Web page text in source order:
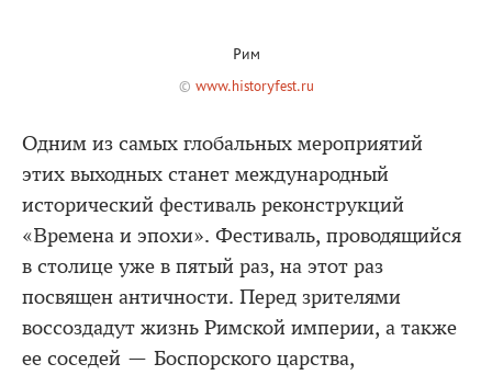
Рим
© www.historyfest.ru
Одним из самых глобальных мероприятий
этих выходных станет международный
исторический фестиваль реконструкций
«Времена и эпохи». Фестиваль, проводящийся
в столице уже в пятый раз, на этот раз
посвящен античности. Перед зрителями
воссоздадут жизнь Римской империи, а также
ее соседей — Боспорского царства,